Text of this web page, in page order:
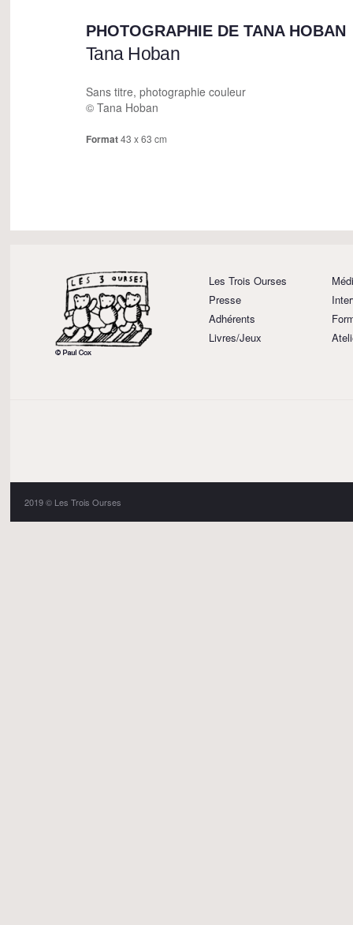
PHOTOGRAPHIE DE TANA HOBAN
Tana Hoban
Sans titre, photographie couleur
© Tana Hoban
Format43 x 63 cm
Les Trois Ourses
Presse
Adhérents
Livres/Jeux
2019 © Les Trois Ourses